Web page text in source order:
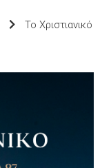
Το Χριστιανικό